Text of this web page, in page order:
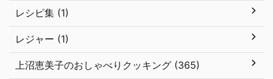
レシピ集 (1)
レジャー (1)
上沼恵美子のおしゃべりクッキング (365)